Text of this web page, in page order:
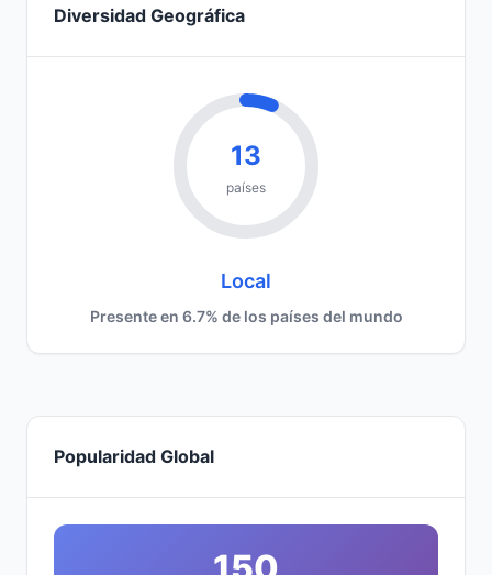
Diversidad Geográfica
13
países
Local
Presente en 6.7% de los países del mundo
Popularidad Global